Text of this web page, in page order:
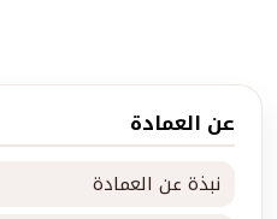
عن العمادة
نبذة عن العمادة